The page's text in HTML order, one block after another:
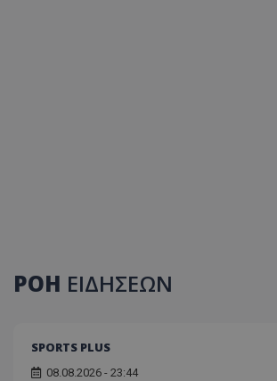
ΡΟΗ ΕΙΔΗΣΕΩΝ
SPORTS PLUS
08.08.2026 - 23:44